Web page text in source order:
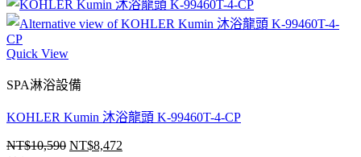
Quick View
SPA淋浴設備
KOHLER Kumin 沐浴龍頭 K-99460T-4-CP
NT$10,590 原
NT$8,472目